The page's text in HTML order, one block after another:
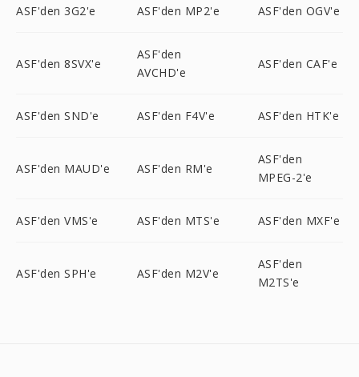
ASF'den 3G2'e ASF'den MP2'e ASF'den OGV'e
ASF'den 8SVX'e
ASF'den
AVCHD'e
ASF'den CAF'e
ASF'den SND'e ASF'den F4V'e ASF'den HTK'e
ASF'den MAUD'e ASF'den RM'e
ASF'den
MPEG-2'e
ASF'den VMS'e ASF'den MTS'e ASF'den MXF'e
ASF'den SPH'e ASF'den M2V'e
ASF'den
M2TS'e